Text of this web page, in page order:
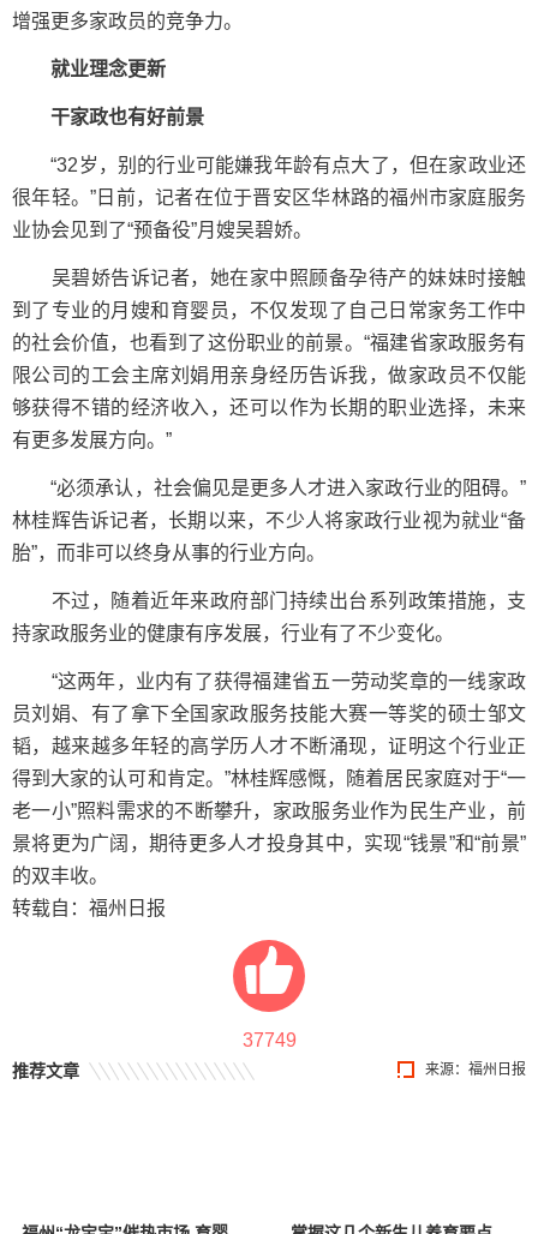
增强更多家政员的竞争力。
就业理念更新
干家政也有好前景
“32岁，别的行业可能嫌我年龄有点大了，但在家政业还
很年轻。”日前，记者在位于晋安区华林路的福州市家庭服务
业协会见到了“预备役”月嫂吴碧娇。
吴碧娇告诉记者，她在家中照顾备孕待产的妹妹时接触
到了专业的月嫂和育婴员，不仅发现了自己日常家务工作中
的社会价值，也看到了这份职业的前景。“福建省家政服务有
限公司的工会主席刘娟用亲身经历告诉我，做家政员不仅能
够获得不错的经济收入，还可以作为长期的职业选择，未来
有更多发展方向。”
“必须承认，社会偏见是更多人才进入家政行业的阻碍。”
林桂辉告诉记者，长期以来，不少人将家政行业视为就业“备
胎”，而非可以终身从事的行业方向。
不过，随着近年来政府部门持续出台系列政策措施，支
持家政服务业的健康有序发展，行业有了不少变化。
“这两年，业内有了获得福建省五一劳动奖章的一线家政
员刘娟、有了拿下全国家政服务技能大赛一等奖的硕士邹文
韬，越来越多年轻的高学历人才不断涌现，证明这个行业正
得到大家的认可和肯定。”林桂辉感慨，随着居民家庭对于“一
老一小”照料需求的不断攀升，家政服务业作为民生产业，前
景将更为广阔，期待更多人才投身其中，实现“钱景”和“前景”
的双丰收。
转载自：福州日报
37749
来源：福州日报
推荐文章